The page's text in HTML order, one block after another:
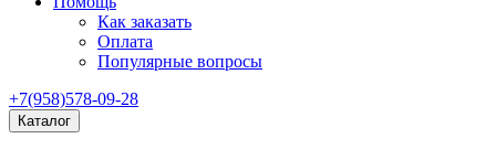
Как заказать
Оплата
Популярные вопросы
+7(958)578-09-28
Каталог